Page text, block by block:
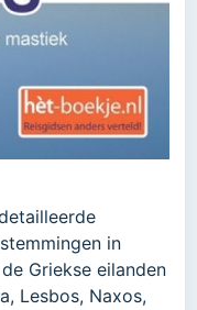
in
Griekse eilanden
Lesbos, Naxos,